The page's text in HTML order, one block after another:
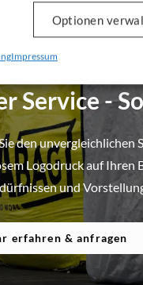
Optionen
Impressum
Big Bags für ihr
Service -
den unvergleichlichen
Logodruck auf Ihren
und
erfahren & anfragen